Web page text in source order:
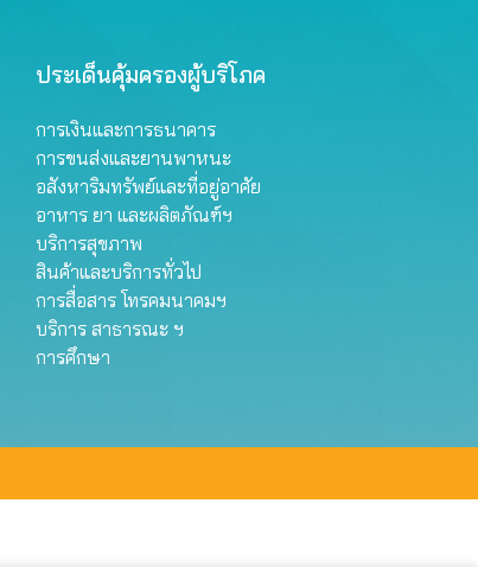
ประเด็นคุ้มครองผู้บริโภค
การเงินและการธนาคาร
การขนส่งและยานพาหนะ
อสังหาริมทรัพย์และที่อยู่อาศัย
อาหาร ยา และผลิตภัณฑ์ฯ
บริการสุขภาพ
สินค้าและบริการทั่วไป
การสื่อสาร โทรคมนาคมฯ
บริการ สาธารณะ ฯ
การศึกษา